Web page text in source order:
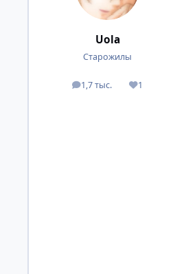
Uola
Старожилы
1,7 тыс.
посты 1
Репутация